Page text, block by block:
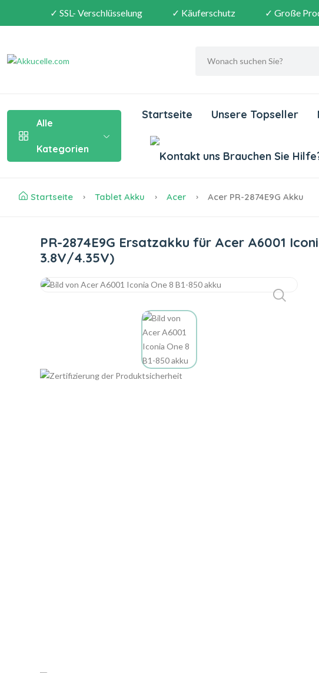
✓ SSL- Verschlüsselung ✓ Käuferschutz ✓ Große
Alle
Kategorien
Startseite Unsere Topseller
Brauchen Sie
Startseite Tablet Akku Acer Acer PR-2874E9G Akku
PR-2874E9G Ersatzakku für Acer A6001
3.8V/4.35V)